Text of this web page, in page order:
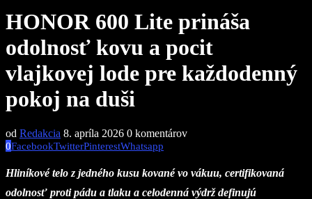
HONOR 600 Lite prináša
odolnosť kovu a pocit
vlajkovej lode pre každodenný
pokoj na duši
od Redakcia 8. apríla 2026 0 komentárov
0FacebookTwitterPinterestWhatsapp
Hliníkové telo z jedného kusu kované vo vákuu, certifikovaná
odolnosť proti pádu a tlaku a celodenná výdrž definujú